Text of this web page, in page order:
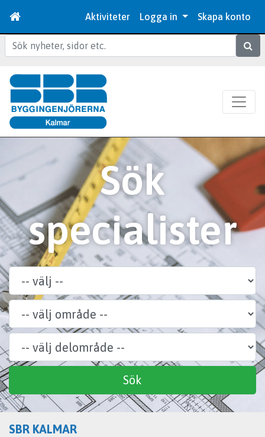
Aktiviteter Logga in Skapa konto
Sök
Sök
specialister
Område
Delområde
Sök
SBR KALMAR